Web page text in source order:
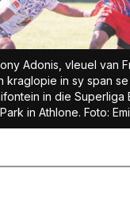
Adonis, vleuel van
kraglopie in sy span
in die
in Athlone. Foto: